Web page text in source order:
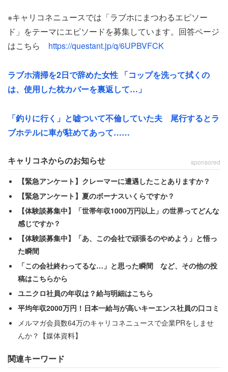
ピピピっポーン!!』です。私もカレも椅子から転がり落ち
る程驚きました。なかなか出て来ない私たちにイラだった
のかまたピンポン連打かなり激しくされ……（中略）あの
チャイムを連打され恐怖も感じただろう。「私もカレも食
もない。また「そのラブホはいつの間にか廃業してまし
た」とも明かした。
みなさんもラブホで奇妙な体験をしたことはあるだろう
か。
※キャリコネニュースでは「ラブホにまつわるエピソー
ド」をテーマにエピソードを募集しています。回答ページ
はこちら https://questant.jp/q/6UPBVFCK
ラブホ清掃を2日で辞めた女性 「コップを洗って拭くの
は、使用した枕カバーを裏返して…」
「釣りに行く」と嘘ついて不倫していた夫 尾行するとラ
ブホテルに車が駐めてあって……
キャリコネからのお知らせ sponsored
【緊急アンケート】クレーマーに遭遇したことありますか？
【緊急アンケート】夏のボーナスいくらですか？
【体験談募集中】「世帯年収1000万円以上」の世界ってどんな
感じですか？
【体験談募集中】「あ、この会社で頑張るのやめよう」と悟っ
た瞬間
「この会社終わってるな…」と思った瞬間 など、その他の投
稿はこちらから
ユニクロ社員の年収は？給与明細はこちら
平均年収2000万円！日本一給与が高いキーエンス社員の口コミ
メルマガ会員数64万のキャリコネニュースで企業PRをしませ
んか？【媒体資料】
関連キーワード